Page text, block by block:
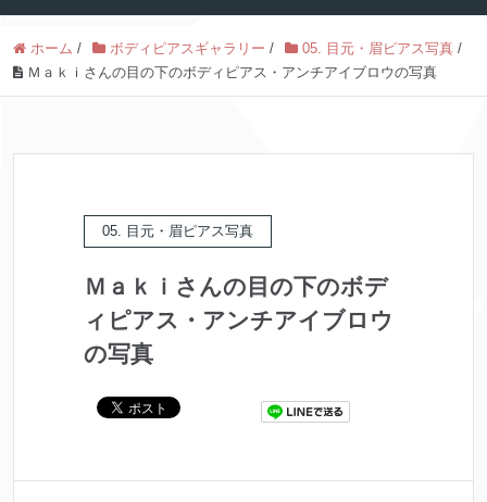
ホーム / ボディピアスギャラリー / 05. 目元・眉ピアス写真 /
Ｍａｋｉさんの目の下のボディピアス・アンチアイブロウの写真
05. 目元・眉ピアス写真
Ｍａｋｉさんの目の下のボデ
ィピアス・アンチアイブロウ
の写真